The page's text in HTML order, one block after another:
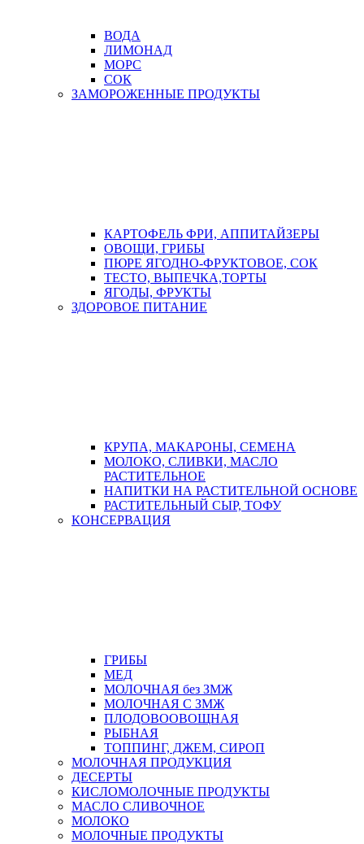
ВОДА
ЛИМОНАД
МОРС
СОК
ЗАМОРОЖЕННЫЕ ПРОДУКТЫ
КАРТОФЕЛЬ ФРИ, АППИТАЙЗЕРЫ
ОВОЩИ, ГРИБЫ
ПЮРЕ ЯГОДНО-ФРУКТОВОЕ, СОК
ТЕСТО, ВЫПЕЧКА,ТОРТЫ
ЯГОДЫ, ФРУКТЫ
ЗДОРОВОЕ ПИТАНИЕ
КРУПА, МАКАРОНЫ, СЕМЕНА
МОЛОКО, СЛИВКИ, МАСЛО
РАСТИТЕЛЬНОЕ
НАПИТКИ НА РАСТИТЕЛЬНОЙ ОСНОВЕ
РАСТИТЕЛЬНЫЙ СЫР, ТОФУ
КОНСЕРВАЦИЯ
ГРИБЫ
МЕД
МОЛОЧНАЯ без ЗМЖ
МОЛОЧНАЯ С ЗМЖ
ПЛОДОВООВОЩНАЯ
РЫБНАЯ
ТОППИНГ, ДЖЕМ, СИРОП
МОЛОЧНАЯ ПРОДУКЦИЯ
ДЕСЕРТЫ
КИСЛОМОЛОЧНЫЕ ПРОДУКТЫ
МАСЛО СЛИВОЧНОЕ
МОЛОКО
МОЛОЧНЫЕ ПРОДУКТЫ